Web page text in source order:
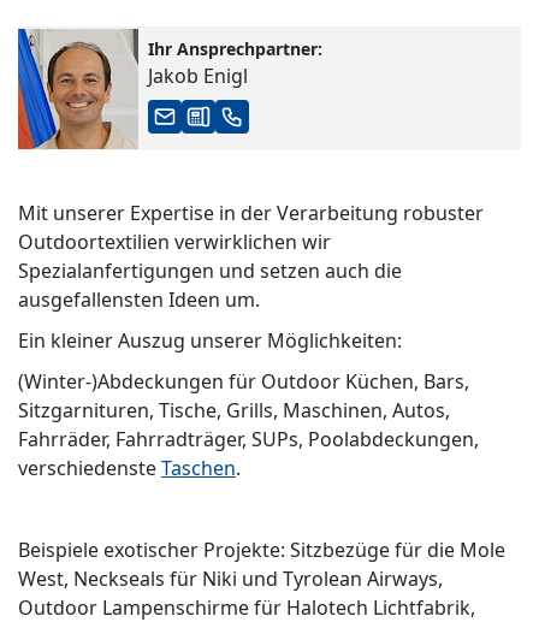
Ihr Ansprechpartner:
Jakob Enigl
Mit unserer Expertise in der Verarbeitung robuster
Outdoortextilien verwirklichen wir
Spezialanfertigungen und setzen auch die
ausgefallensten Ideen um.
Ein kleiner Auszug unserer Möglichkeiten:
(Winter-)Abdeckungen für Outdoor Küchen, Bars,
Sitzgarnituren, Tische, Grills, Maschinen, Autos,
Fahrräder, Fahrradträger, SUPs, Poolabdeckungen,
verschiedensteTaschen.
Beispiele exotischer Projekte: Sitzbezüge für die Mole
West, Neckseals für Niki und Tyrolean Airways,
Outdoor Lampenschirme für Halotech Lichtfabrik,